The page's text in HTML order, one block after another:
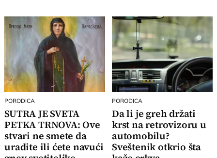
PORODICA
SUTRA JE SVETA
PETKA TRNOVA: Ove
stvari ne smete da
uradite ili ćete navući
PORODICA
Da li je greh držati
krst na retrovizoru u
automobilu?
Sveštenik otkrio šta